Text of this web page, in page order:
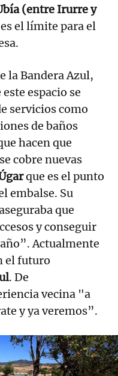
(entre Irurre y
el límite para el
la Bandera Azul,
espacio se
servicios como
de baños
hacen que
cobre nuevas
que es el punto
embalse. Su
que
y conseguir
Actualmente
el futuro
. De
vecina "a
y ya veremos”.